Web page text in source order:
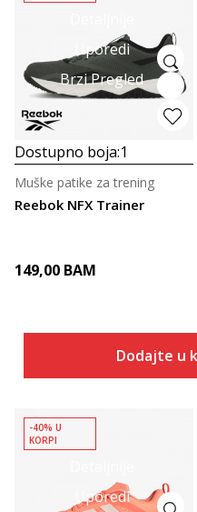
Uporedi
Brzi Pregled
Dostupno boja:1
Reebok NFX Trainer
Muške patike za trening
149,00 BAM
Dodajte u
Uporedi
-40% U
KORPI